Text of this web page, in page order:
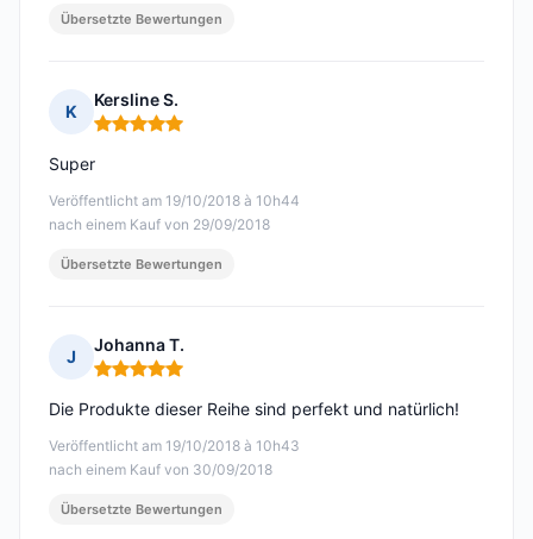
Übersetzte Bewertungen
K
Kersline S.
Hinweis: 5 von 5
Veröffentlicht am 19/10/2018 à 10h44
nach einem Kauf von 29/09/2018
Super
Übersetzte Bewertungen
J
Johanna T.
Hinweis: 5 von 5
Veröffentlicht am 19/10/2018 à 10h43
nach einem Kauf von 30/09/2018
Die Produkte dieser Reihe sind perfekt und natürlich!
Übersetzte Bewertungen